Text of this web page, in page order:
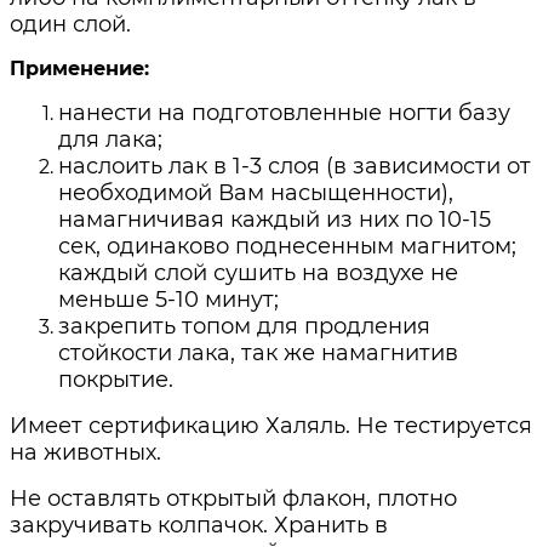
один слой.
Применение:
нанести на подготовленные ногти базу
для лака;
наслоить лак в 1-3 слоя (в зависимости от
необходимой Вам насыщенности),
намагничивая каждый из них по 10-15
сек, одинаково поднесенным магнитом;
каждый слой сушить на воздухе не
меньше 5-10 минут;
закрепить топом для продления
стойкости лака, так же намагнитив
покрытие.
Имеет сертификацию Халяль. Не тестируется
на животных.
Не оставлять открытый флакон, плотно
закручивать колпачок. Хранить в